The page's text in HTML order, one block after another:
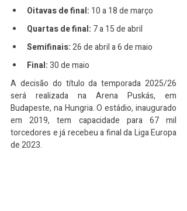
Oitavas de final: 10 a 18 de março
Quartas de final: 7 a 15 de abril
Semifinais: 26 de abril a 6 de maio
Final: 30 de maio
A decisão do título da temporada 2025/26
será realizada na Arena Puskás, em
Budapeste, na Hungria. O estádio, inaugurado
em 2019, tem capacidade para 67 mil
torcedores e já recebeu a final da Liga Europa
de 2023.